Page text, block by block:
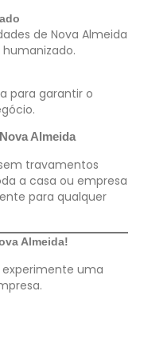
de Nova Almeida
para garantir o
Almeida
travamentos
a casa ou empresa
para qualquer
Almeida!
experimente uma